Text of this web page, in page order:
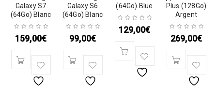
Galaxy S7
(64Go) Blanc
159,00€
Galaxy S6
(64Go) Blanc
99,00€
(64Go) Blue
129,00€
Plus (128Go)
Argent
269,00€